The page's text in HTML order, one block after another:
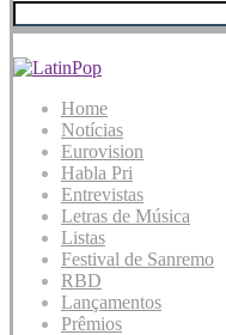
Home
Notícias
Eurovision
Habla Pri
Entrevistas
Letras de Música
Listas
Festival de Sanremo
RBD
Lançamentos
Prêmios